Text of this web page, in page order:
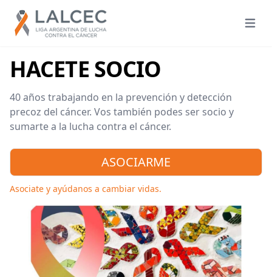
Open
HACETE SOCIO
40 años trabajando en la prevención y detección
precoz del cáncer. Vos también podes ser socio y
sumarte a la lucha contra el cáncer.
ASOCIARME
Asociate y ayúdanos a cambiar vidas.